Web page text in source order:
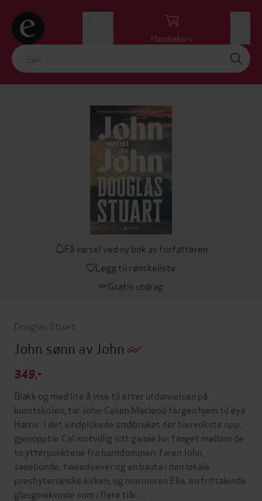
Handlekurv
Få varsel ved ny bok av forfatteren
Legg til i ønskeliste
Gratis utdrag
Douglas Stuart
John sønn av John
349,-
Blakk og med lite å vise til etter utdannelsen på
kunstskolen, tar John-Calum Macleod fergen hjem til øya
Harris. I det vindpiskede småbruket der han vokste opp,
gjenopptar Cal motvillig sitt gamle liv, fanget mellom de
to ytterpunktene fra barndommen: faren John,
sauebonde, tweedvever og en bauta i den lokale
presbyterianske kirken, og mormoren Ella, en frittalende
glasgowkvinne som i flere tiår…